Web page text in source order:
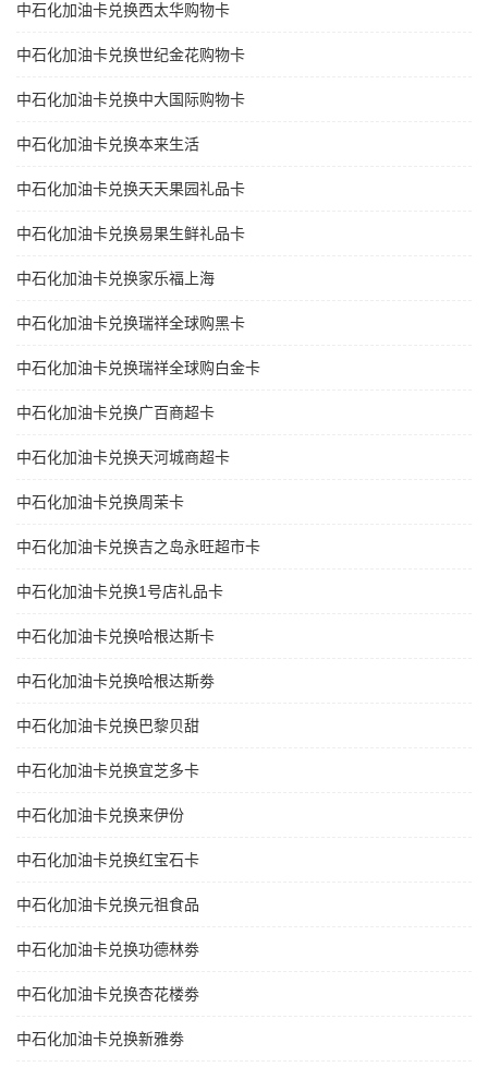
中石化加油卡兑换西太华购物卡
中石化加油卡兑换世纪金花购物卡
中石化加油卡兑换中大国际购物卡
中石化加油卡兑换本来生活
中石化加油卡兑换天天果园礼品卡
中石化加油卡兑换易果生鲜礼品卡
中石化加油卡兑换家乐福上海
中石化加油卡兑换瑞祥全球购黑卡
中石化加油卡兑换瑞祥全球购白金卡
中石化加油卡兑换广百商超卡
中石化加油卡兑换天河城商超卡
中石化加油卡兑换周茉卡
中石化加油卡兑换吉之岛永旺超市卡
中石化加油卡兑换1号店礼品卡
中石化加油卡兑换哈根达斯卡
中石化加油卡兑换哈根达斯劵
中石化加油卡兑换巴黎贝甜
中石化加油卡兑换宜芝多卡
中石化加油卡兑换来伊份
中石化加油卡兑换红宝石卡
中石化加油卡兑换元祖食品
中石化加油卡兑换功德林劵
中石化加油卡兑换杏花楼劵
中石化加油卡兑换新雅劵